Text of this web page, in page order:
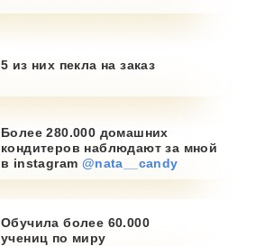
5 из них пекла на заказ
Более 280.000 домашних
кондитеров наблюдают за мной
в instagram @nata__candy
Обучила более 60.000
учениц по миру